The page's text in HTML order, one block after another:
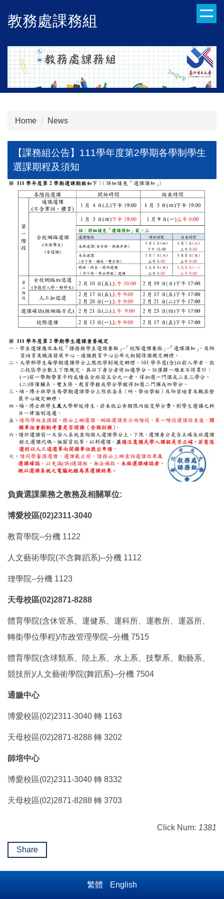
to
content
block
教務處課務組
Home News
【課務組公告】111學年度第2學期各學制學生
選課期程及須知
負責選課業務之教務及相關單位:
博愛校區(02)2311-3040
教育學院--分機 1122
人文藝術學院(不含舞蹈系)--分機 1112
理學院--分機 1123
天母校區(02)2871-8288
體育學院(含休管系、運健系、運科所、運教所、運器所、
轉銜學位學程)/市政管理學院--分機 7515
體育學院(含球類系、陸上系、水上系、技擊系、動藝系、
競技所)/人文藝術學院(舞蹈系)--分機 7504
通識中心
博愛校區(02)2311-3040 轉 1163
天母校區(02)2871-8288 轉 3202
師培中心
博愛校區(02)2311-3040 轉 8332
天母校區(02)2871-8288 轉 3703
Click Num: 1381
Share
繁體 English